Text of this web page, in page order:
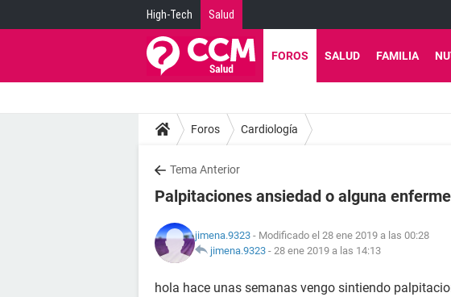
High-Tech Salud
FOROS SALUD FAMILIA
Foros Cardiología
Tema Anterior
Palpitaciones ansiedad o alguna
jimena.9323 - Modificado el 28 ene 2019 a las 00:28
jimena.9323 - 28 ene 2019 a las 14:13
hola hace unas semanas vengo sintiendo